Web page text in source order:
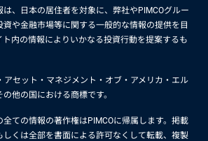
、日本の居住者を対象に、弊社やPIMCOグルー
や金融市場等に関する一般的な情報の提供を目
内の情報によりいかなる投資行動を提案するも
アセット・マネジメント・オブ・アメリカ・エル
他の国における商標です。
ての情報の著作権はPIMCOに帰属します。掲載
くは全部を書面による許可なくして転載、複製